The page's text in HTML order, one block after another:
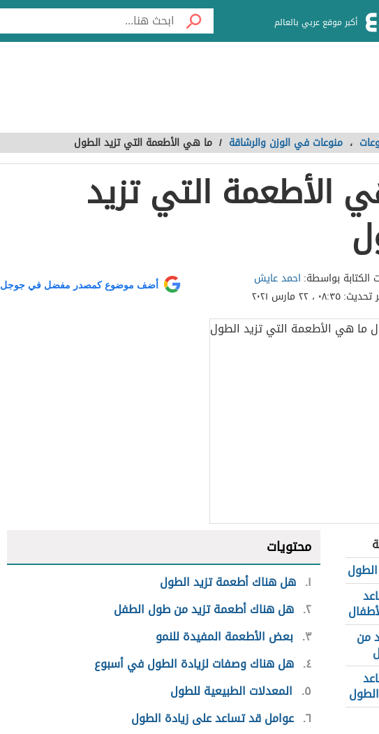
أكبر موقع عربي بالعالم
، منوعات في الوزن والرشاقة / ما هي الأطعمة التي تزيد الطول
الأطعمة التي تزيد
الكتابة بواسطة: احمد عايش
تحديث:٠٨:٣٥ ، ٢٢ مارس ٢٠٢١
أضف موضوع كمصدر مفضل في جوجل
من
محتويات
١ هل هناك أطعمة تزيد الطول
٢ هل هناك أطعمة تزيد من طول الطفل
٣ بعض الأطعمة المفيدة للنمو
٤ هل هناك وصفات لزيادة الطول في أسبوع
٥ المعدلات الطبيعية للطول
٦ عوامل قد تساعد على زيادة الطول